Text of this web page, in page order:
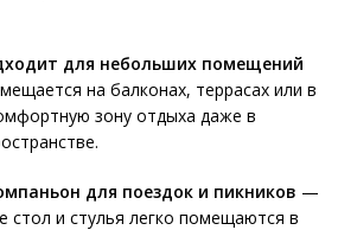
для небольших помещений
на балконах, террасах или в
зону отдыха даже в
для поездок и пикников —
стол и стулья легко помещаются в